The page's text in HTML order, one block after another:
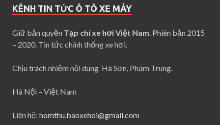
KÊNH TIN TỨC Ô TÔ XE MÁY
Giữ bản quyền Tạp chí xe hơi Việt Nam . Phiên bản 2015
– 2020. Tin tức chính thống xe hơi.
Chịu trách nhiệm nội dung Hà Sơn, Phạm Trung.
Hà Nội – Việt Nam
Liên hệ: homthu.baoxehoi@gmail.com